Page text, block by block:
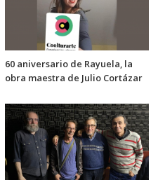
60 aniversario de Rayuela, la
obra maestra de Julio Cortázar